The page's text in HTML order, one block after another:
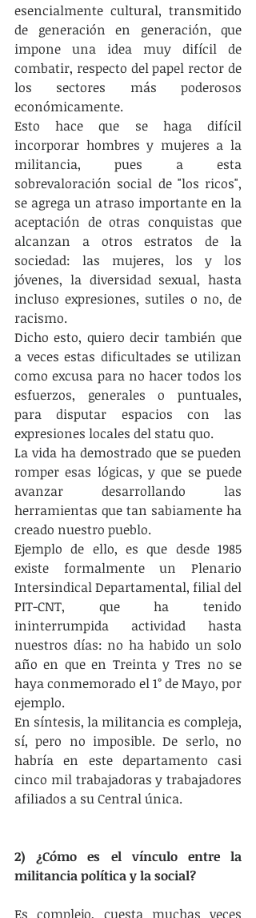
esencialmente cultural, transmitido
de generación en generación, que
impone una idea muy difícil de
combatir, respecto del papel rector de
los sectores más poderosos
económicamente.
Esto hace que se haga difícil
incorporar hombres y mujeres a la
militancia, pues a esta
sobrevaloración social de "los ricos",
se agrega un atraso importante en la
aceptación de otras conquistas que
alcanzan a otros estratos de la
sociedad: las mujeres, los y los
jóvenes, la diversidad sexual, hasta
incluso expresiones, sutiles o no, de
racismo.
Dicho esto, quiero decir también que
a veces estas dificultades se utilizan
como excusa para no hacer todos los
esfuerzos, generales o puntuales,
para disputar espacios con las
expresiones locales del statu quo.
La vida ha demostrado que se pueden
romper esas lógicas, y que se puede
avanzar desarrollando las
herramientas que tan sabiamente ha
creado nuestro pueblo.
Ejemplo de ello, es que desde 1985
existe formalmente un Plenario
Intersindical Departamental, filial del
PIT-CNT, que ha tenido
ininterrumpida actividad hasta
nuestros días: no ha habido un solo
año en que en Treinta y Tres no se
haya conmemorado el 1° de Mayo, por
ejemplo.
En síntesis, la militancia es compleja,
sí, pero no imposible. De serlo, no
habría en este departamento casi
cinco mil trabajadoras y trabajadores
afiliados a su Central única.
2) ¿Cómo es el vínculo entre la
militancia política y la social?
Es complejo, cuesta muchas veces